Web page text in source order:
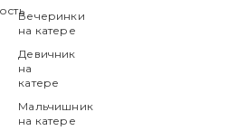
Вечеринки
на катере
Девичник
на
катере
Мальчишник
на катере